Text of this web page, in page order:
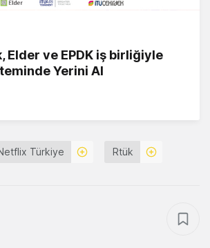
Elder ve EPDK iş birliğiyle
Yerini Al
Türkiye Rtük